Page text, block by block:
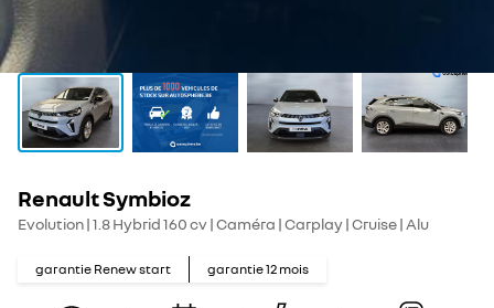
Renault Symbioz
Evolution | 1.8 Hybrid 160 cv | Caméra | Carplay | Cruise | Alu
garantie Renew start garantie12 mois